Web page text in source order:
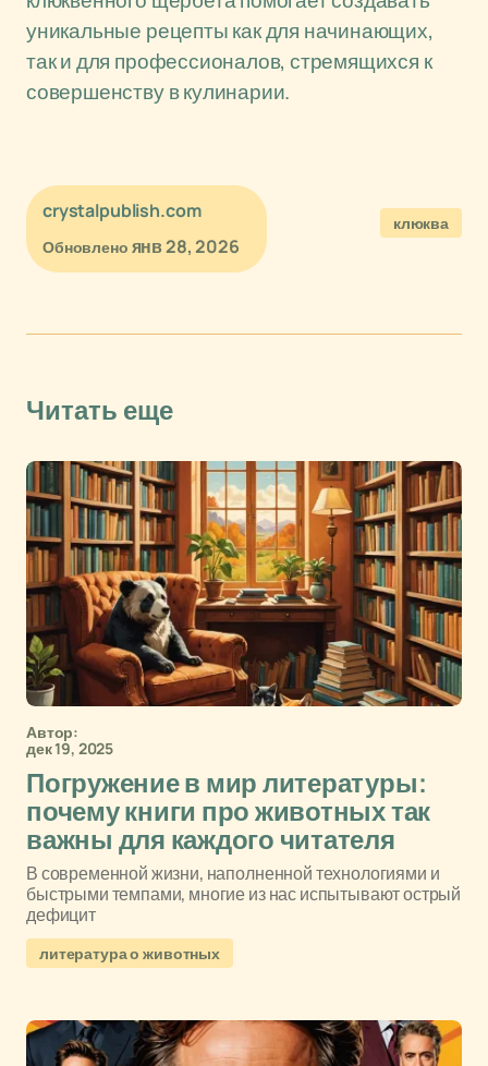
уникальные рецепты как для начинающих,
так и для профессионалов, стремящихся к
совершенству в кулинарии.
crystalpublish.com
Обновлено янв 28, 2026
клюква
Читать еще
Автор:
дек 19, 2025
Погружение в мир литературы:
почему книги про животных так
важны для каждого читателя
В современной жизни, наполненной технологиями и
быстрыми темпами, многие из нас испытывают острый
дефицит
литература о животных